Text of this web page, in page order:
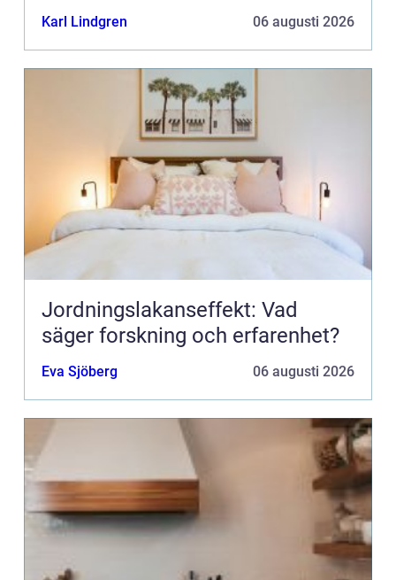
Karl Lindgren 06 augusti 2026
Jordningslakanseffekt: Vad
säger forskning och erfarenhet?
Eva Sjöberg 06 augusti 2026